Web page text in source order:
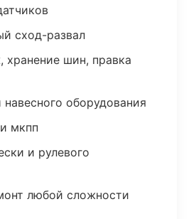
сход-развал
шин, правка
оборудования
мкпп
и рулевого
любой сложности